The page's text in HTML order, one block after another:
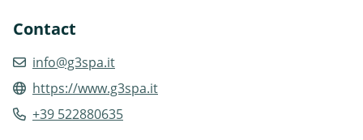
Contact
info@g3spa.it
https://www.g3spa.it
+39 522880635